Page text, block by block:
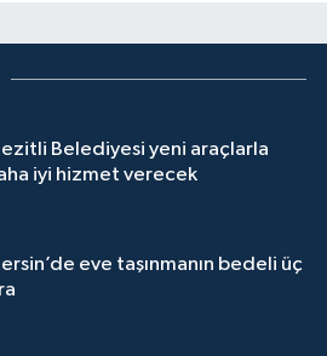
Belediyesi yeni araçlarla
iyi hizmet verecek
eve taşınmanın bedeli üç